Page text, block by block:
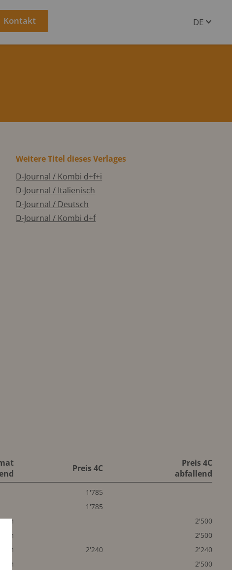
Kontakt
DE
Weitere Titel dieses Verlages
D-Journal / Kombi d+f+i
D-Journal / Italienisch
D-Journal / Deutsch
D-Journal / Kombi d+f
Preis 4C
Preis 4C
abfallend
1'785
1'785
2'500
2'500
2'240
2'240
mm
2'500